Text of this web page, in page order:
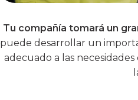
Empresas
Tu compañía tomará un
puede desarrollar un
adecuado a las